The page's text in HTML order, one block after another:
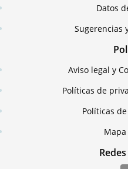
Datos
Sugerencias
Aviso legal y
Políticas de
Políticas